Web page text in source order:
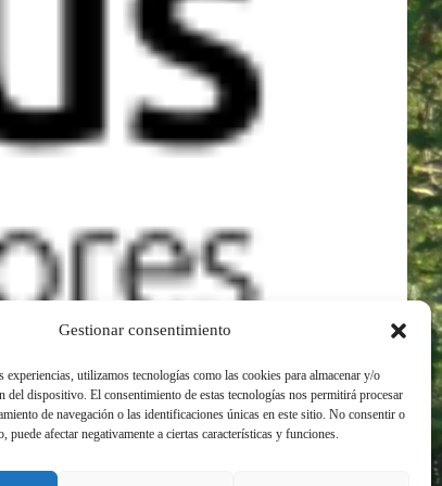
Gestionar consentimiento
experiencias, utilizamos tecnologías como las cookies para almacenar y/o
del dispositivo. El consentimiento de estas tecnologías nos permitirá procesar
de navegación o las identificaciones únicas en este sitio. No consentir o
puede afectar negativamente a ciertas características y funciones.
Canal